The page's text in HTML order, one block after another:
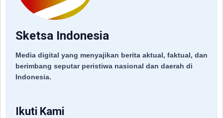
Sketsa Indonesia
Media digital yang menyajikan berita aktual, faktual, dan
berimbang seputar peristiwa nasional dan daerah di
Indonesia.
Ikuti Kami